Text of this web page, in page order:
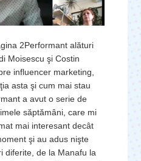
2Performant alături
Moisescu şi Costin
influencer marketing,
asta şi cum mai stau
a avut o serie de
săptămâni, care mi
mai interesant decât
şi au adus nişte
diferite, de la Manafu la